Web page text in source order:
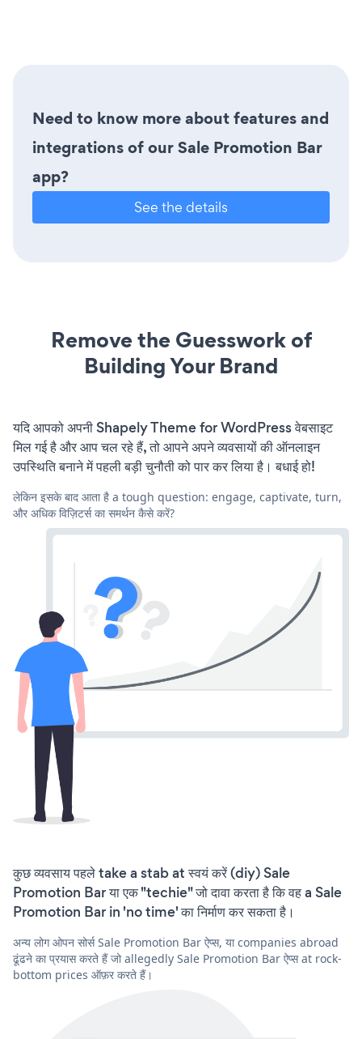
Need to know more about features and
integrations of our Sale Promotion Bar
app?
See the details
Remove the Guesswork of
Building Your Brand
यदि आपको अपनी Shapely Theme for WordPress वेबसाइट
मिल गई है और आप चल रहे हैं, तो आपने अपने व्यवसायों की ऑनलाइन
उपस्थिति बनाने में पहली बड़ी चुनौती को पार कर लिया है। बधाई हो!
लेकिन इसके बाद आता है a tough question: engage, captivate, turn,
और अधिक विज़िटर्स का समर्थन कैसे करें?
कुछ व्यवसाय पहले take a stab at स्वयं करें (diy) Sale
Promotion Bar या एक "techie" जो दावा करता है कि वह a Sale
Promotion Bar in 'no time' का निर्माण कर सकता है।
अन्य लोग ओपन सोर्स Sale Promotion Bar ऐप्स, या companies abroad
ढूंढने का प्रयास करते हैं जो allegedly Sale Promotion Bar ऐप्स at rock-
bottom prices ऑफ़र करते हैं।